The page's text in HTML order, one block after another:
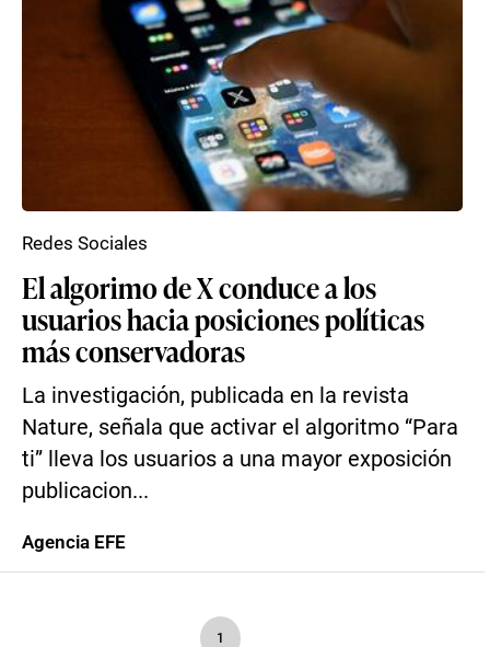
El algorimo de X conduce a los
usuarios hacia posiciones políticas
más conservadoras
La investigación, publicada en la revista
Nature, señala que activar el algoritmo “Para
ti” lleva los usuarios a una mayor exposición
publicacion...
Redes Sociales
Agencia EFE
1